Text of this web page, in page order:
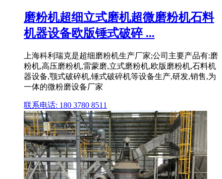
磨粉机超细立式磨机超微磨粉机石料
机器设备欧版锤式破碎 ...
上海科利瑞克是超细磨粉机生产厂家;公司主要产品有:磨
粉机,高压磨粉机,雷蒙磨,立式磨粉机,欧版磨粉机,石料机
器设备,颚式破碎机,锤式破碎机等设备生产,研发,销售,为
一体的微粉磨设备厂家
联系电话: 180 3780 8511